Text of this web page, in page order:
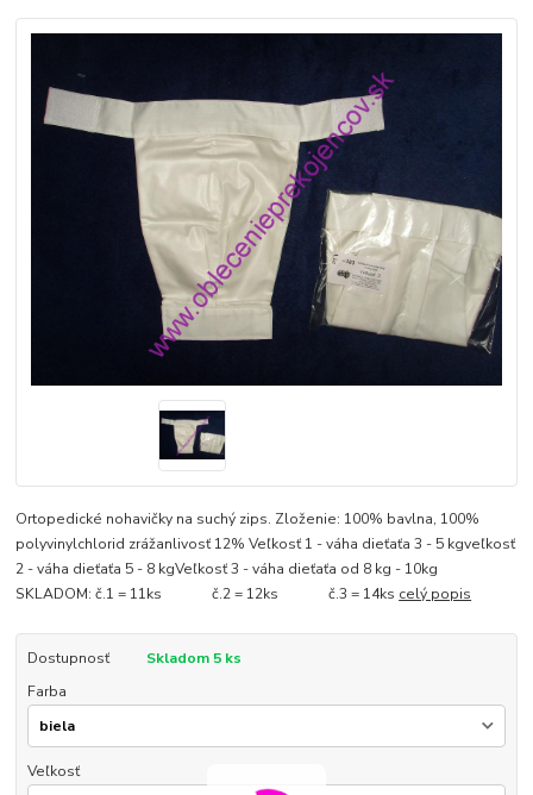
Ortopedické nohavičky na suchý zips. Zloženie: 100% bavlna, 100%
polyvinylchlorid zrážanlivosť 12% Veľkosť 1 - váha dieťaťa 3 - 5 kgveľkosť
2 - váha dieťaťa 5 - 8 kgVeľkosť 3 - váha dieťaťa od 8 kg - 10kg
SKLADOM: č.1 = 11ks č.2 = 12ks č.3 = 14ks celý popis
Dostupnosť
Skladom 5 ks
Farba
Veľkosť